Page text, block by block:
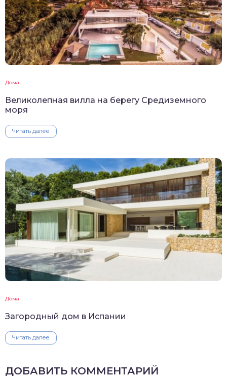
Дома
Великолепная вилла на берегу Средиземного
моря
Читать далее
Дома
Загородный дом в Испании
Читать далее
ДОБАВИТЬ КОММЕНТАРИЙ